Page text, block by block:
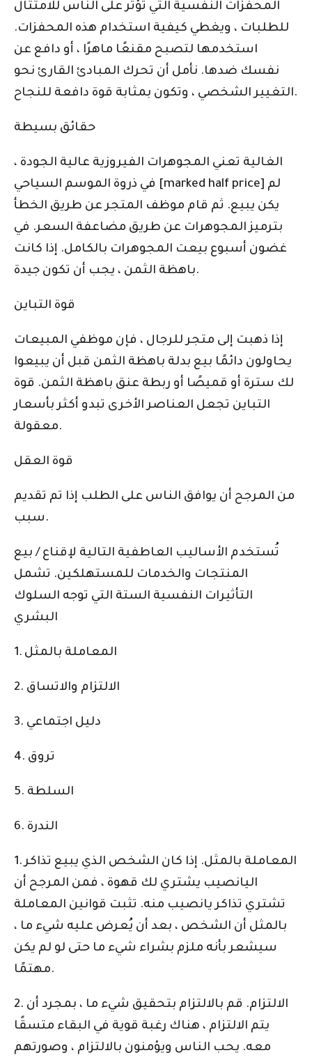
المحفزات النفسية التي تؤثر على الناس للامتثال
للطلبات ، ويغطي كيفية استخدام هذه المحفزات.
استخدمها لتصبح مقنعًا ماهرًا ، أو دافع عن
نفسك ضدها. نأمل أن تحرك المبادئ القارئ نحو
التغيير الشخصي ، وتكون بمثابة قوة دافعة للنجاح.
حقائق بسيطة
الغالية تعني المجوهرات الفيروزية عالية الجودة ،
في ذروة الموسم السياحي [marked half price] لم
يكن يبيع. ثم قام موظف المتجر عن طريق الخطأ
بترميز المجوهرات عن طريق مضاعفة السعر. في
غضون أسبوع بيعت المجوهرات بالكامل. إذا كانت
باهظة الثمن ، يجب أن تكون جيدة.
قوة التباين
إذا ذهبت إلى متجر للرجال ، فإن موظفي المبيعات
يحاولون دائمًا بيع بدلة باهظة الثمن قبل أن يبيعوا
لك سترة أو قميصًا أو ربطة عنق باهظة الثمن. قوة
التباين تجعل العناصر الأخرى تبدو أكثر بأسعار
معقولة.
قوة العقل
من المرجح أن يوافق الناس على الطلب إذا تم تقديم
سبب.
تُستخدم الأساليب العاطفية التالية لإقناع / بيع
المنتجات والخدمات للمستهلكين. تشمل
التأثيرات النفسية الستة التي توجه السلوك
البشري
1. المعاملة بالمثل
2. الالتزام والاتساق
3. دليل اجتماعي
4. تروق
5. السلطة
6. الندرة
1. المعاملة بالمثل. إذا كان الشخص الذي يبيع تذاكر
اليانصيب يشتري لك قهوة ، فمن المرجح أن
تشتري تذاكر يانصيب منه. تثبت قوانين المعاملة
بالمثل أن الشخص ، بعد أن يُعرض عليه شيء ما ،
سيشعر بأنه ملزم بشراء شيء ما حتى لو لم يكن
مهتمًا.
2. الالتزام. قم بالالتزام بتحقيق شيء ما ، بمجرد أن
يتم الالتزام ، هناك رغبة قوية في البقاء متسقًا
معه. يحب الناس ويؤمنون بالالتزام ، وصورتهم